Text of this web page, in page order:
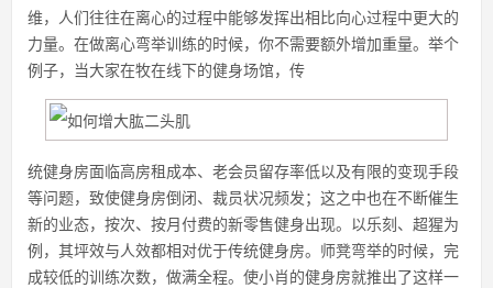
维，人们往往在离心的过程中能够发挥出相比向心过程中更大的
力量。在做离心弯举训练的时候，你不需要额外增加重量。举个
例子，当大家在牧在线下的健身场馆，传
统健身房面临高房租成本、老会员留存率低以及有限的变现手段
等问题，致使健身房倒闭、裁员状况频发；这之中也在不断催生
新的业态，按次、按月付费的新零售健身出现。以乐刻、超猩为
例，其坪效与人效都相对优于传统健身房。师凳弯举的时候，完
成较低的训练次数，做满全程。使小肖的健身房就推出了这样一